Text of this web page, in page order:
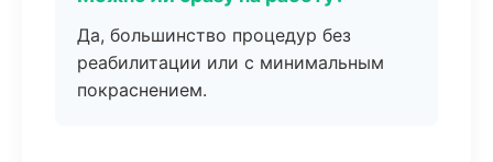
Да, большинство процедур без
реабилитации или с минимальным
покраснением.